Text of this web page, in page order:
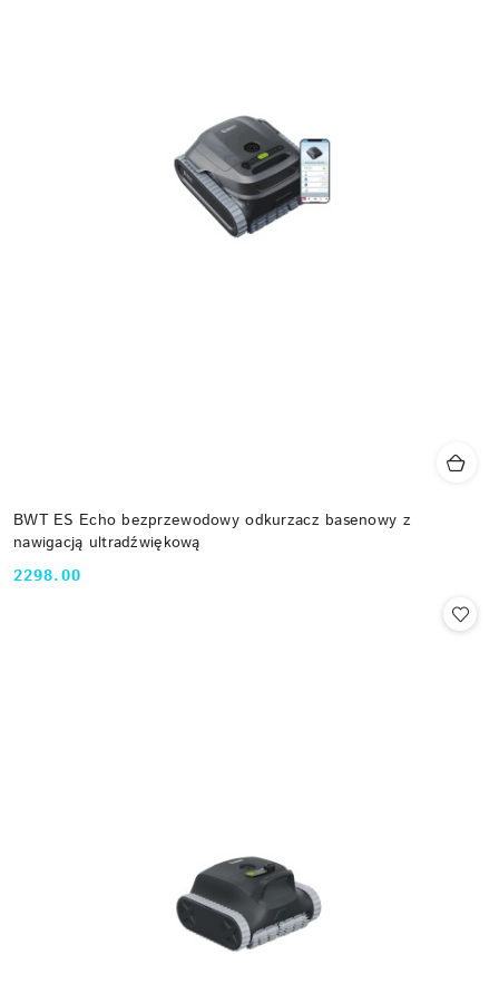
BWT ES Echo bezprzewodowy odkurzacz basenowy z
nawigacją ultradźwiękową
Cena:
2298.00